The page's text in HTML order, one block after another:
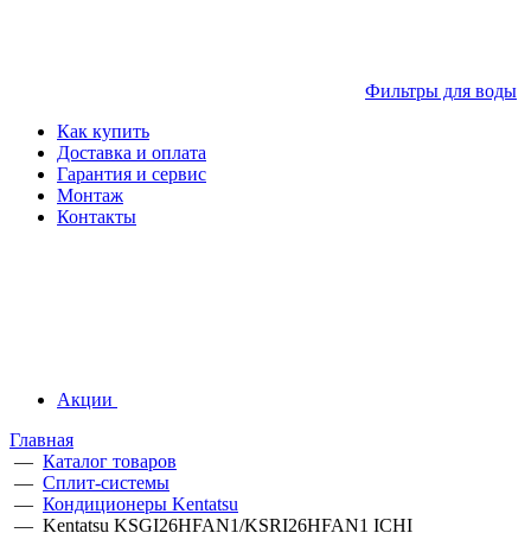
Фильтры для воды
Как купить
Доставка и оплата
Гарантия и сервис
Монтаж
Контакты
Акции
Главная
— Каталог товаров
— Сплит-системы
— Кондиционеры Kentatsu
— Kentatsu KSGI26HFAN1/KSRI26HFAN1 ICHI